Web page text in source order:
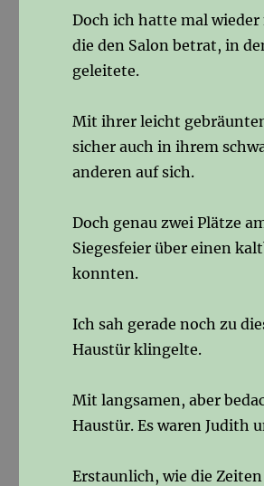
Doch ich hatte mal
die den Salon betrat, in
geleitete.
Mit ihrer leicht
sicher auch in ihrem
anderen auf sich.
Doch genau zwei Plätze
Siegesfeier über einen
konnten.
Ich sah gerade noch zu
Haustür klingelte.
Mit langsamen, aber
Haustür. Es waren Judith
Erstaunlich, wie die